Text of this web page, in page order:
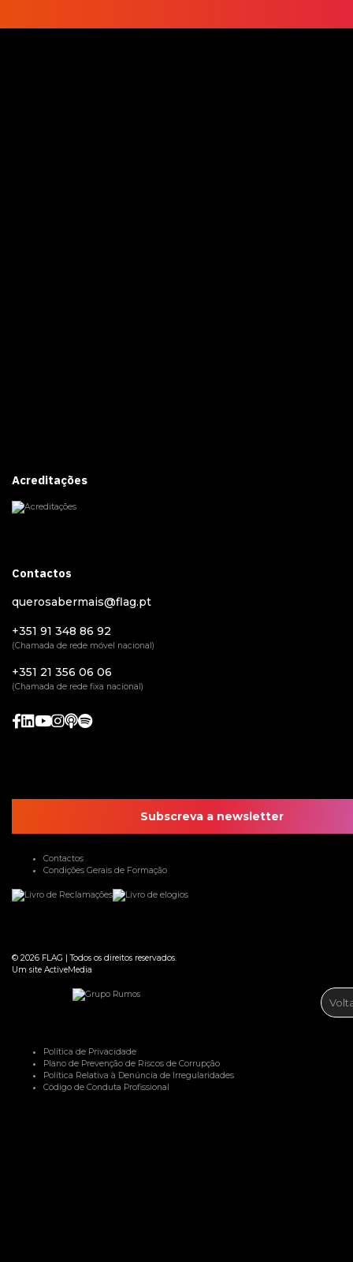
Acreditações
Contactos
querosabermais@flag.pt
+351 91 348 86 92
(Chamada de rede móvel nacional)
+351 21 356 06 06
(Chamada de rede fixa nacional)
Subscreva a newsletter
Contactos
Condições Gerais de Formação
© 2026 FLAG |Todos os direitos reservados.
Um site ActiveMedia
Política de Privacidade
Plano de Prevenção de Riscos de Corrupção
Política Relativa à Denúncia de Irregularidades
Código de Conduta Profissional